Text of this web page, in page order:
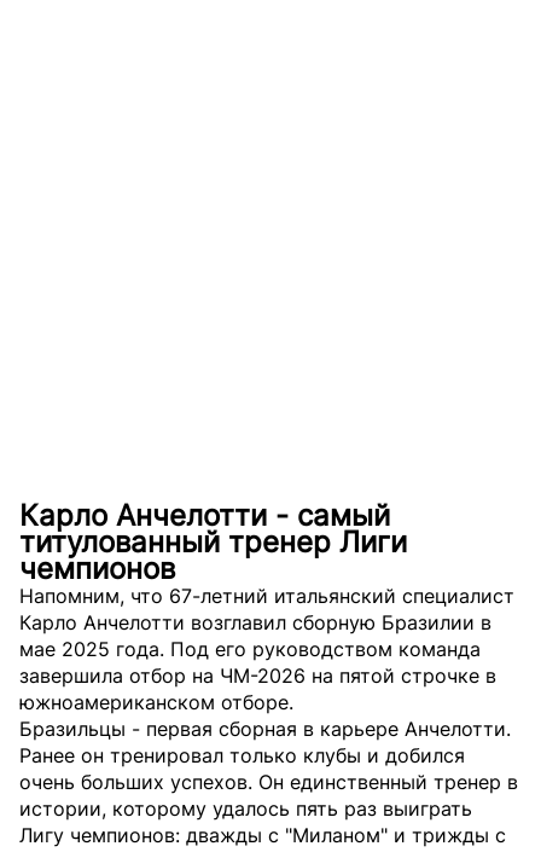
Карло Анчелотти - самый
титулованный тренер Лиги
чемпионов
Напомним, что 67-летний итальянский специалист
Карло Анчелотти возглавил сборную Бразилии в
мае 2025 года. Под его руководством команда
завершила отбор на ЧМ-2026 на пятой строчке в
южноамериканском отборе.
Бразильцы - первая сборная в карьере Анчелотти.
Ранее он тренировал только клубы и добился
очень больших успехов. Он единственный тренер в
истории, которому удалось пять раз выиграть
Лигу чемпионов: дважды с "Миланом" и трижды с